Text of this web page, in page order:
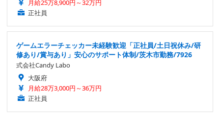
月給25万8,900円～32万円
正社員
ゲームエラーチェッカー未経験歓迎「正社員/土日祝休み/研
修あり/賞与あり」安心のサポート体制/茨木市勤務/7926
式会社Candy Labo
大阪府
月給28万3,000円～36万円
正社員